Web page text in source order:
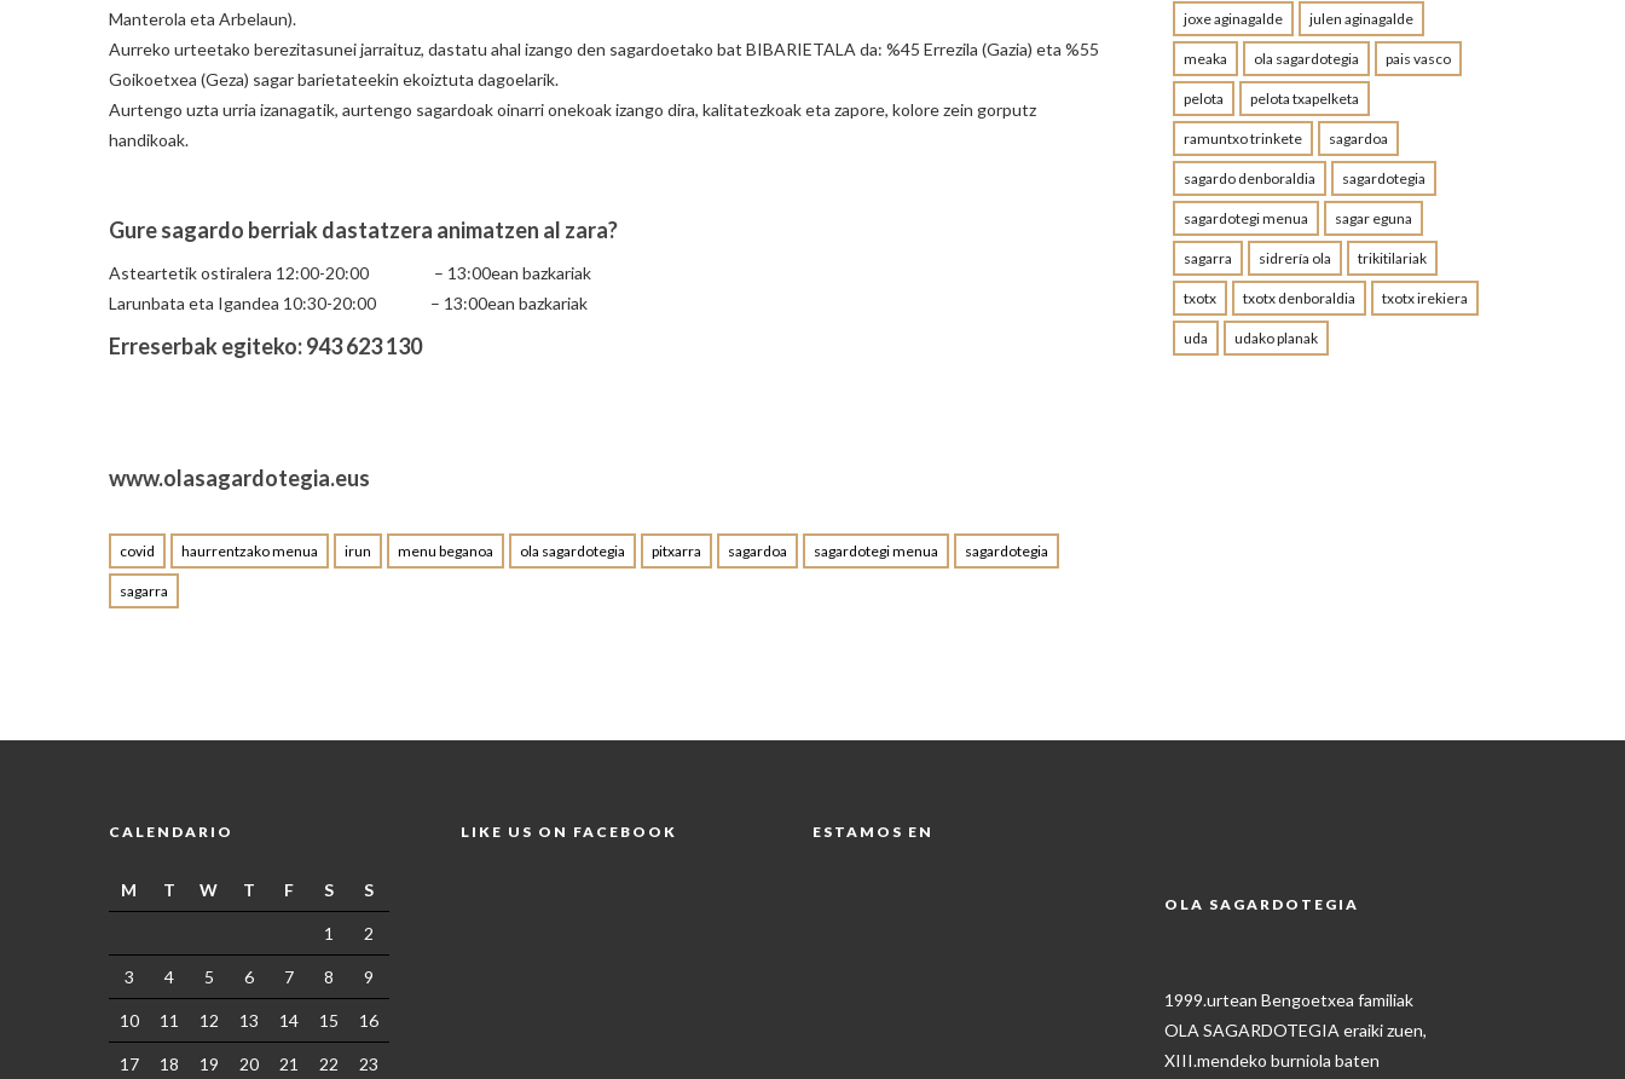
Manterola eta Arbelaun).
Aurreko urteetako berezitasunei jarraituz, dastatu ahal izango den sagardoetako bat BIBARIETALA da: %45 Errezila (Gazia) eta %55
Goikoetxea (Geza) sagar barietateekin ekoiztuta dagoelarik.
Aurtengo uzta urria izanagatik, aurtengo sagardoak oinarri onekoak izango dira, kalitatezkoak eta zapore, kolore zein gorputz
handikoak.
Gure sagardo berriak dastatzera animatzen al zara?
Asteartetik ostiralera 12:00-20:00 – 13:00ean bazkariak
Larunbata eta Igandea 10:30-20:00 – 13:00ean bazkariak
Erreserbak egiteko: 943 623 130
www.olasagardotegia.eus
covid haurrentzako menua irun menu beganoa ola sagardotegia pitxarra sagardoa sagardotegi menua sagardotegia
sagarra
joxe aginagalde julen aginagalde
meaka ola sagardotegia pais vasco
pelota pelota txapelketa
ramuntxo trinkete sagardoa
sagardo denboraldia sagardotegia
sagardotegi menua sagar eguna
sagarra sidrería ola trikitilariak
txotx txotx denboraldia txotx irekiera
uda udako planak
CALENDARIO
M T W T F S S
1 2
3 4 5 6 7 8 9
10 11 12 13 14 15 16
17 18 19 20 21 22 23
LIKE US ON FACEBOOK ESTAMOS EN
OLA SAGARDOTEGIA
1999.urtean Bengoetxea familiak
OLA SAGARDOTEGIA eraiki zuen,
XIII.mendeko burniola baten